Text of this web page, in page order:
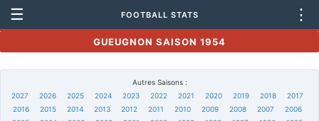
☰ FOOTBALL STATS ⋮
GUEUGNON SAISON 1954
Autres Saisons :
2027
2026 2025 2024 2023 2022 2021 2020 2019 2018
2017
2016
2015 2014 2013 2012 2011 2010 2009 2008 2007
2006